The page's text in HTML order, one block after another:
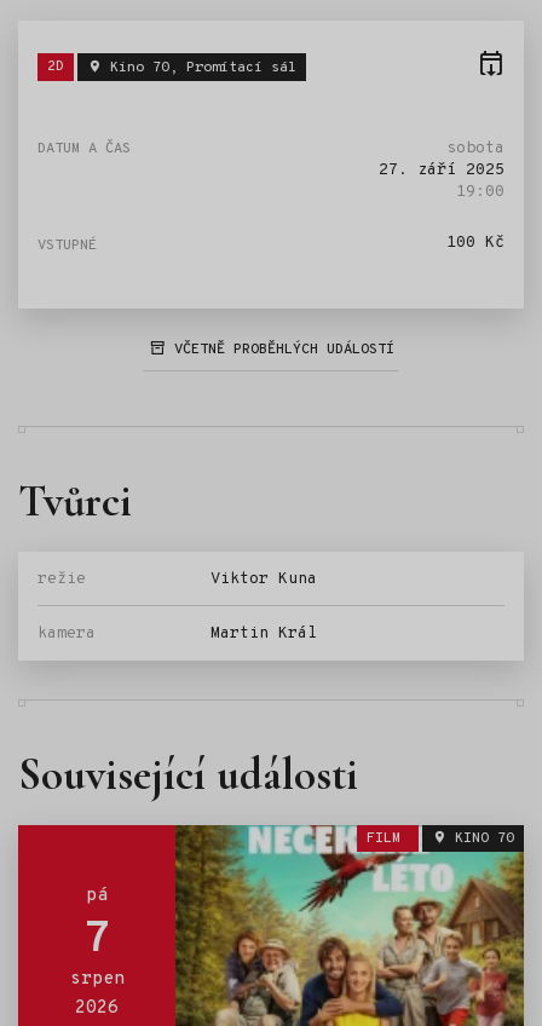
Štítky:
2D Kino 70, Promítací sál
sobota
27. září 2025
19:00
100 Kč
VČETNĚ PROBĚHLÝCH UDÁLOSTÍ
Tvůrci
režie Viktor Kuna
kamera Martin Král
Související události
pá
7
srpen
2026
FILM KINO 70